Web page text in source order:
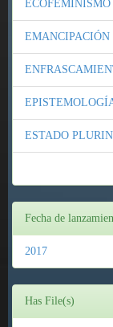
ECOFEMINISMO
EMANCIPACIÓN
ESTADO
Fecha de
2017
Has File(s)